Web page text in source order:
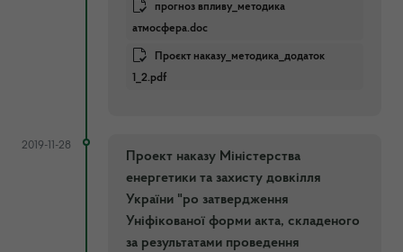
прогноз впливу_методика
атмосфера.doc
Проєкт наказу_методика_додаток
1_2.pdf
2019-11-28
Проект наказу Міністерства
енергетики та захисту довкілля
України "ро затвердження
Уніфікованої форми акта, складеного
за результатами проведення